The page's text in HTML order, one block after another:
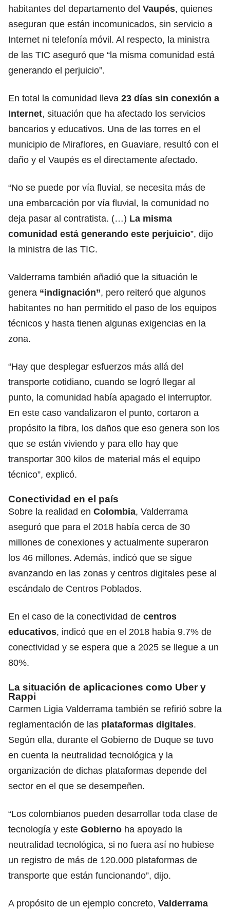
habitantes del departamento del Vaupés, quienes
aseguran que están incomunicados, sin servicio a
Internet ni telefonía móvil. Al respecto, la ministra
de las TIC aseguró que “la misma comunidad está
generando el perjuicio”.
En total la comunidad lleva 23 días sin conexión a
Internet, situación que ha afectado los servicios
bancarios y educativos. Una de las torres en el
municipio de Miraflores, en Guaviare, resultó con el
daño y el Vaupés es el directamente afectado.
“No se puede por vía fluvial, se necesita más de
una embarcación por vía fluvial, la comunidad no
deja pasar al contratista. (…) La misma
comunidad está generando este perjuicio”, dijo
la ministra de las TIC.
Valderrama también añadió que la situación le
genera “indignación”, pero reiteró que algunos
habitantes no han permitido el paso de los equipos
técnicos y hasta tienen algunas exigencias en la
zona.
“Hay que desplegar esfuerzos más allá del
transporte cotidiano, cuando se logró llegar al
punto, la comunidad había apagado el interruptor.
En este caso vandalizaron el punto, cortaron a
propósito la fibra, los daños que eso genera son los
que se están viviendo y para ello hay que
transportar 300 kilos de material más el equipo
técnico”, explicó.
Conectividad en el país
Sobre la realidad en Colombia, Valderrama
aseguró que para el 2018 había cerca de 30
millones de conexiones y actualmente superaron
los 46 millones. Además, indicó que se sigue
avanzando en las zonas y centros digitales pese al
escándalo de Centros Poblados.
En el caso de la conectividad de centros
educativos, indicó que en el 2018 había 9.7% de
conectividad y se espera que a 2025 se llegue a un
80%.
La situación de aplicaciones como Uber y
Rappi
Carmen Ligia Valderrama también se refirió sobre la
reglamentación de las plataformas digitales.
Según ella, durante el Gobierno de Duque se tuvo
en cuenta la neutralidad tecnológica y la
organización de dichas plataformas depende del
sector en el que se desempeñen.
“Los colombianos pueden desarrollar toda clase de
tecnología y este Gobierno ha apoyado la
neutralidad tecnológica, si no fuera así no hubiese
un registro de más de 120.000 plataformas de
transporte que están funcionando”, dijo.
A propósito de un ejemplo concreto, Valderrama